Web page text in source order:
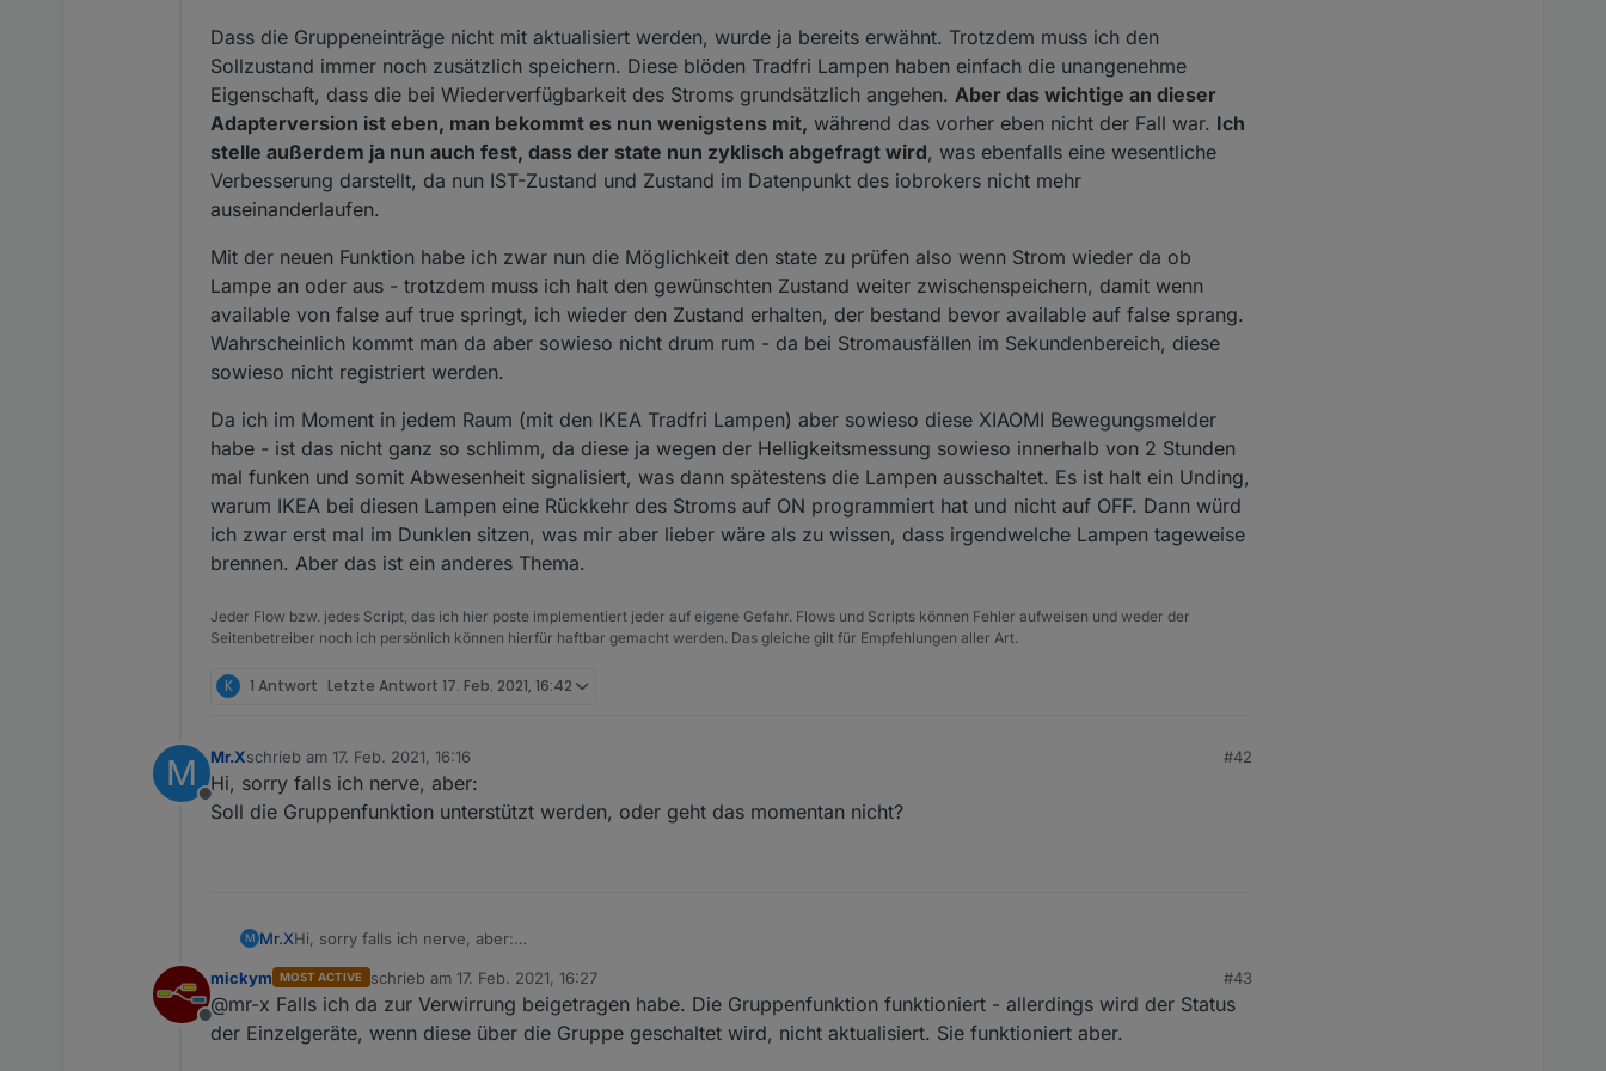
Dass die Gruppeneinträge nicht mit aktualisiert werden, wurde ja bereits erwähnt. Trotzdem muss ich den
Sollzustand immer noch zusätzlich speichern. Diese blöden Tradfri Lampen haben einfach die unangenehme
Eigenschaft, dass die bei Wiederverfügbarkeit des Stroms grundsätzlich angehen. Aber das wichtige an dieser
Adapterversion ist eben, man bekommt es nun wenigstens mit, während das vorher eben nicht der Fall war. Ich
stelle außerdem ja nun auch fest, dass der state nun zyklisch abgefragt wird, was ebenfalls eine wesentliche
Verbesserung darstellt, da nun IST-Zustand und Zustand im Datenpunkt des iobrokers nicht mehr
auseinanderlaufen.
Mit der neuen Funktion habe ich zwar nun die Möglichkeit den state zu prüfen also wenn Strom wieder da ob
Lampe an oder aus - trotzdem muss ich halt den gewünschten Zustand weiter zwischenspeichern, damit wenn
available von false auf true springt, ich wieder den Zustand erhalten, der bestand bevor available auf false sprang.
Wahrscheinlich kommt man da aber sowieso nicht drum rum - da bei Stromausfällen im Sekundenbereich, diese
sowieso nicht registriert werden.
Da ich im Moment in jedem Raum (mit den IKEA Tradfri Lampen) aber sowieso diese XIAOMI Bewegungsmelder
habe - ist das nicht ganz so schlimm, da diese ja wegen der Helligkeitsmessung sowieso innerhalb von 2 Stunden
mal funken und somit Abwesenheit signalisiert, was dann spätestens die Lampen ausschaltet. Es ist halt ein Unding,
warum IKEA bei diesen Lampen eine Rückkehr des Stroms auf ON programmiert hat und nicht auf OFF. Dann würd
ich zwar erst mal im Dunklen sitzen, was mir aber lieber wäre als zu wissen, dass irgendwelche Lampen tageweise
brennen. Aber das ist ein anderes Thema.
Jeder Flow bzw. jedes Script, das ich hier poste implementiert jeder auf eigene Gefahr. Flows und Scripts können Fehler aufweisen und weder der
Seitenbetreiber noch ich persönlich können hierfür haftbar gemacht werden. Das gleiche gilt für Empfehlungen aller Art.
K 1 Antwort Letzte Antwort 17. Feb. 2021, 16:42
M
Offline
Mr.Xschrieb am 17. Feb. 2021, 16:16
zuletzt editiert von
#42
Hi, sorry falls ich nerve, aber:
Soll die Gruppenfunktion unterstützt werden, oder geht das momentan nicht?
M Mr.XHi, sorry falls ich nerve, aber:
Offline
mickym MOST ACTIVE schrieb am 17. Feb. 2021, 16:27
zuletzt editiert von
#43
@mr-x Falls ich da zur Verwirrung beigetragen habe. Die Gruppenfunktion funktioniert - allerdings wird der Status
der Einzelgeräte, wenn diese über die Gruppe geschaltet wird, nicht aktualisiert. Sie funktioniert aber.